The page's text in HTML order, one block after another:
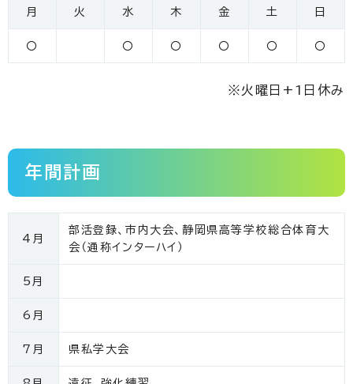
月 火 水 木 金 土 日
〇 〇 〇 〇 〇 〇
※火曜日+1日休み
年間計画
4月
部活登録、市内大会、静岡県高等学校総合体育大
会（通称インターハイ）
5月
6月
7月 県私学大会